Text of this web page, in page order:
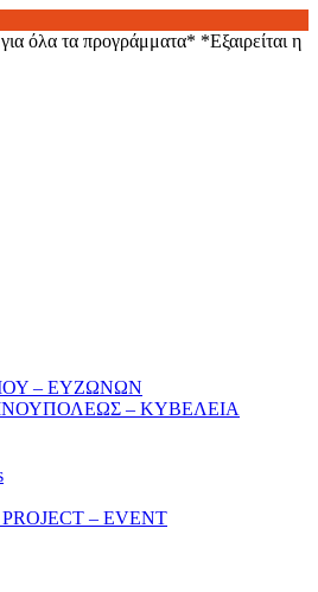
για όλα τα προγράμματα* *Εξαιρείται η
– ΕΥΖΩΝΩΝ
– ΚΥΒΕΛΕΙΑ
– EVENT